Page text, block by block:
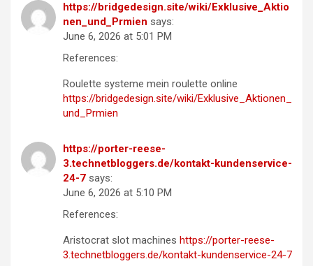
https://bridgedesign.site/wiki/Exklusive_Aktio
nen_und_Prmien says:
June 6, 2026 at 5:01 PM
References:
Roulette systeme mein roulette online
https://bridgedesign.site/wiki/Exklusive_Aktionen_
und_Prmien
https://porter-reese-
3.technetbloggers.de/kontakt-kundenservice-
24-7 says:
June 6, 2026 at 5:10 PM
References:
Aristocrat slot machines https://porter-reese-
3.technetbloggers.de/kontakt-kundenservice-24-7